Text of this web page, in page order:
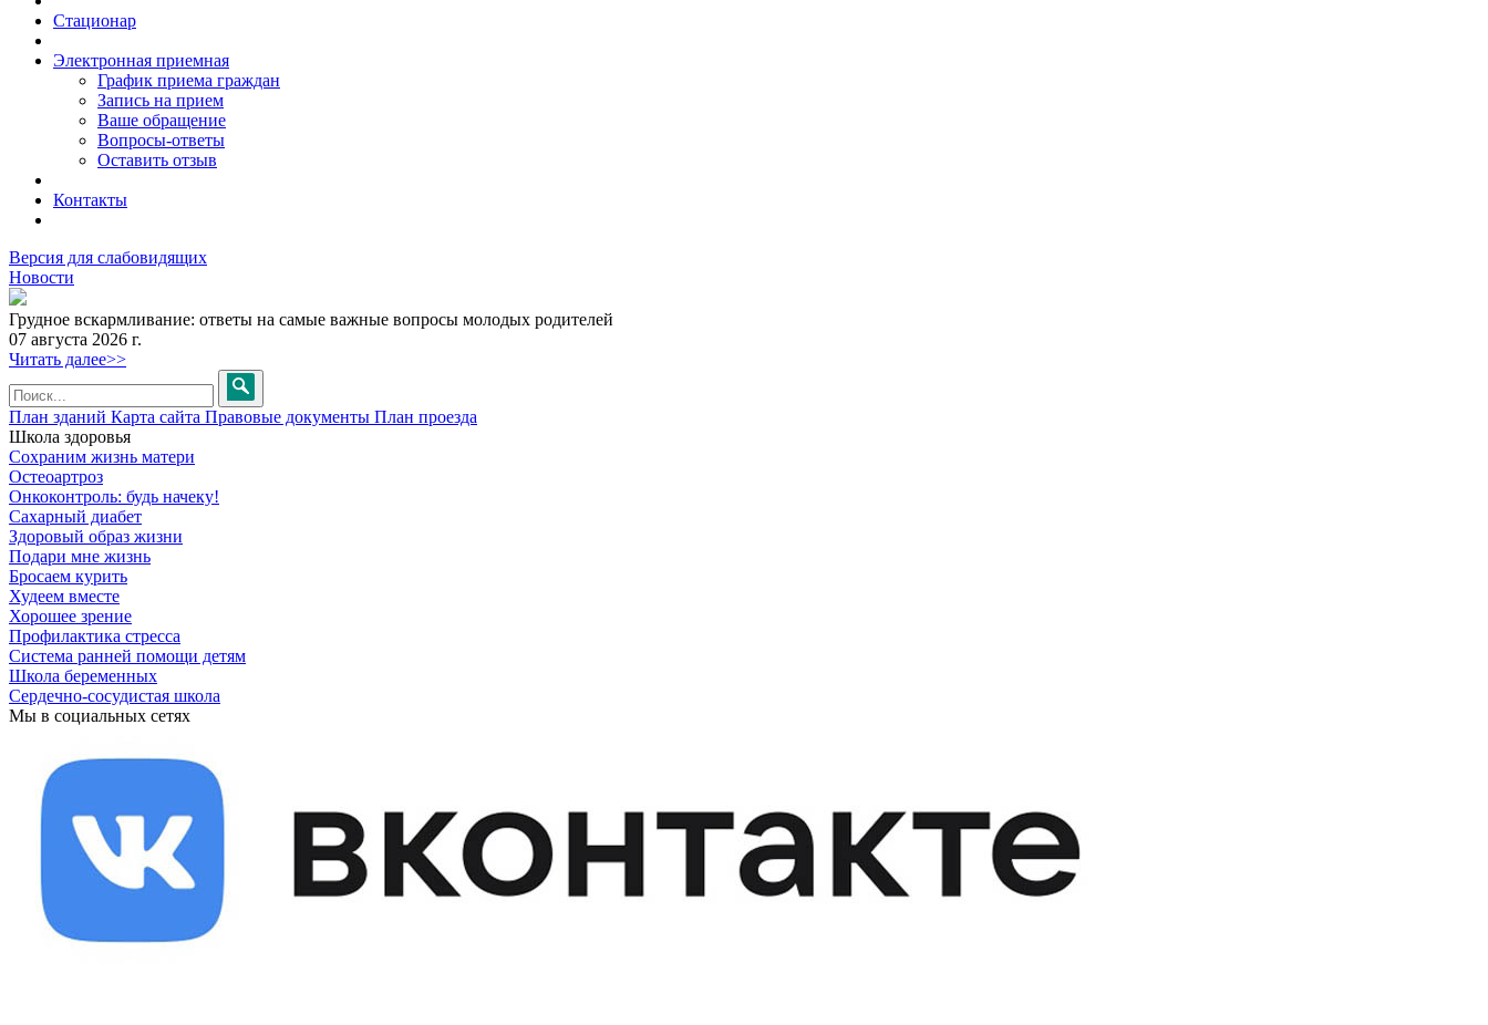
Стационар
Электронная приемная
График приема граждан
Запись на прием
Ваше обращение
Вопросы-ответы
Оставить отзыв
Контакты
Версия для слабовидящих
Новости
Грудное вскармливание: ответы на самые важные вопросы молодых родителей
07 августа 2026 г.
Читать далее>>
План зданий Карта сайта Правовые документы План проезда
Школа здоровья
Сохраним жизнь матери
Остеоартроз
Онкоконтроль: будь начеку!
Сахарный диабет
Здоровый образ жизни
Подари мне жизнь
Бросаем курить
Худеем вместе
Хорошее зрение
Профилактика стресса
Система ранней помощи детям
Школа беременных
Сердечно-сосудистая школа
Мы в социальных сетях